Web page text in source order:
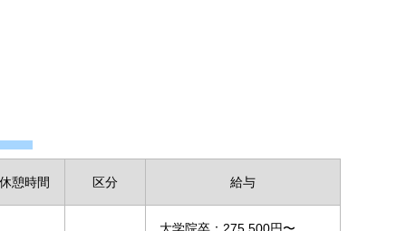
休憩時間 区分 給与